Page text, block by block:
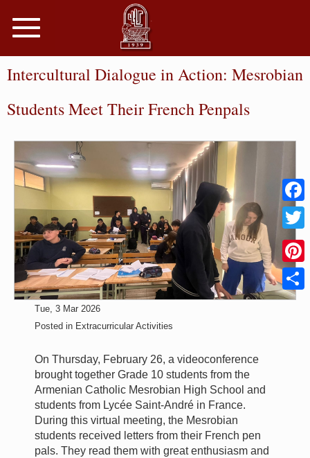
Toggle
navigation
Intercultural Dialogue in Action: Mesrobian
Students Meet Their French Penpals
Twitter
Share
Tue, 3 Mar 2026
Posted in Extracurricular Activities
On Thursday, February 26, a videoconference
brought together Grade 10 students from the
Armenian Catholic Mesrobian High School and
students from Lycée Saint-André in France.
During this virtual meeting, the Mesrobian
students received letters from their French pen
pals. They read them with great enthusiasm and